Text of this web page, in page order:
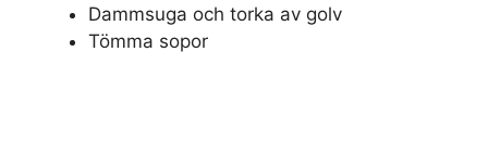
Dammsuga och torka av golv
Tömma sopor